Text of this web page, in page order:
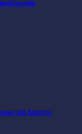
sin Interés